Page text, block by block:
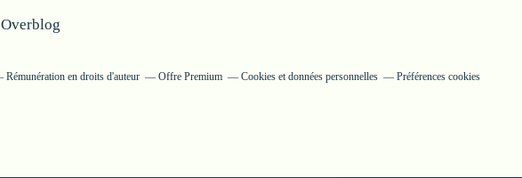
Overblog
Rémunération en droits d'auteur Offre Premium Cookies et données personnelles Préférences cookies